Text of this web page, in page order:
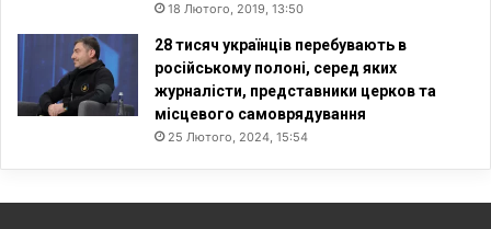
18 Лютого, 2019, 13:50
28 тисяч українців перебувають в
російському полоні, серед яких
журналісти, представники церков та
місцевого самоврядування
25 Лютого, 2024, 15:54